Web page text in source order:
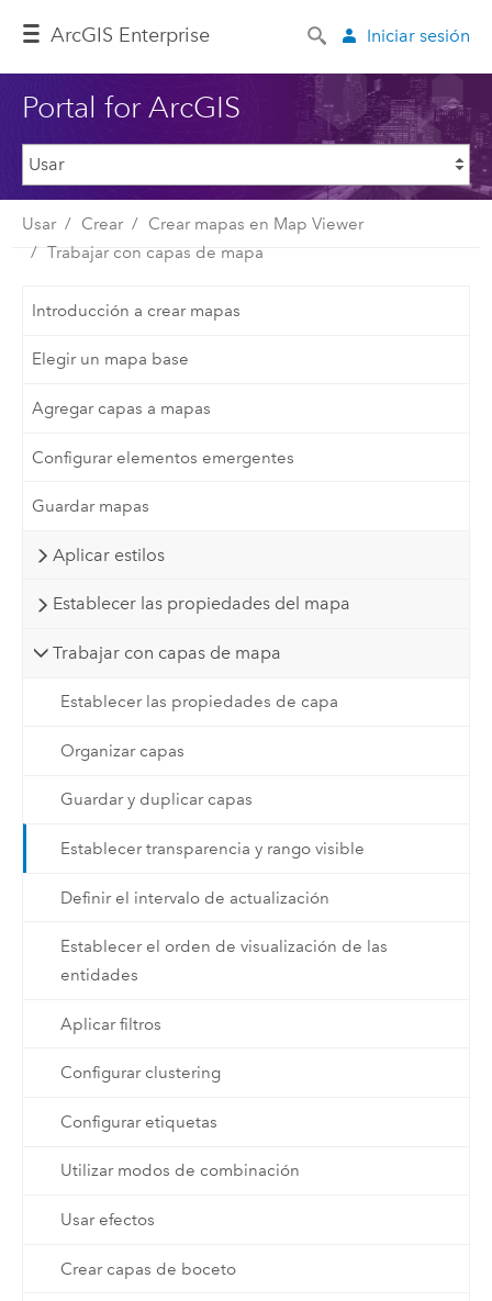
ArcGIS Enterprise Iniciar sesión
Portal for ArcGIS
Usar Crear
Crear mapas en Map Viewer
Trabajar con capas de mapa
Introducción a crear mapas
Elegir un mapa base
Agregar capas a mapas
Configurar elementos emergentes
Guardar mapas
Aplicar estilos
Establecer las propiedades del mapa
Trabajar con capas de mapa
Establecer las propiedades de capa
Organizar capas
Guardar y duplicar capas
Establecer transparencia y rango visible
Definir el intervalo de actualización
Establecer el orden de visualización de las
entidades
Aplicar filtros
Configurar clustering
Configurar etiquetas
Utilizar modos de combinación
Usar efectos
Crear capas de boceto